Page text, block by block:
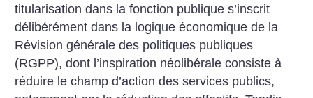
titularisation dans la fonction publique s’inscrit
délibérément dans la logique économique de la
Révision générale des politiques publiques
(RGPP), dont l’inspiration néolibérale consiste à
réduire le champ d’action des services publics,